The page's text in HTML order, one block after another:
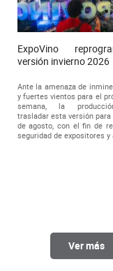
ExpoVino
versión invierno 2026
Ante la amenaza de
y fuertes vientos para el
semana, la
trasladar esta versión para
de agosto, con el fin de
seguridad de expositores
Ver más